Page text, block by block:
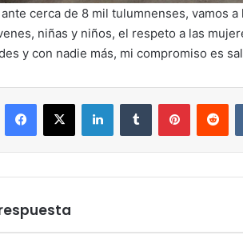
cerca de 8 mil tulumnenses, vamos
niñas y niños, el respeto a las
y con nadie más, mi compromiso es
Facebook
X LinkedInTumblr Pinterest